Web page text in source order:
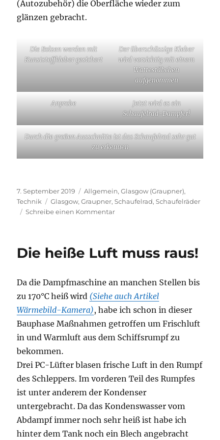
(Autozubehör) die Oberfläche wieder zum
glänzen gebracht.
Der überschüssige Kleber
Wattestäbchen
Schaufelrad-Dampfer!
Durch die großen Ausschnitte ist das Schaufelrad sehr gut